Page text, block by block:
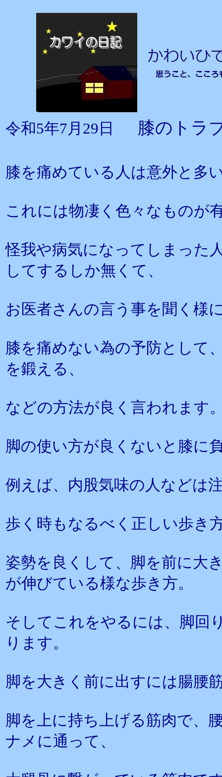
令和5年7月29日 膝のトラ
膝を痛めている人は意外と多
これには物凄く色々なものが
怪我や病気になってしまった
してするしか無くて、
お医者さんの言う事を聞く様
膝を痛めない為の予防として
を鍛える、
などの方法が良く言われます
脚の使い方が良くないと膝に
例えば、内股気味の人などは
歩く時もなるべく正しい歩き
姿勢を良くして、脚を前に大
が伸びている様な歩き方。
そしてこれをやるには、脚回
ります。
脚を大きく前に出すには腸腰
脚を上に持ち上げる筋肉で、
ナメに通って、